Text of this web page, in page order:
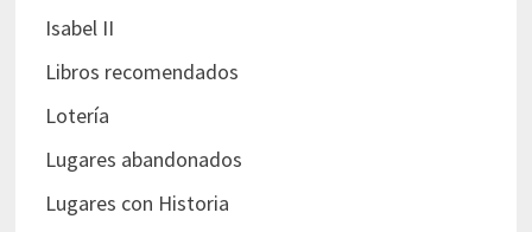
Isabel II
Libros recomendados
Lotería
Lugares abandonados
Lugares con Historia